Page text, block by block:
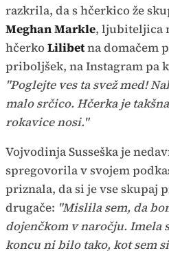
razkrila, da s hčerkico že
Meghan Markle, ljubiteljica
hčerkoLilibetna domačem
priboljšek, na Instagram pa
"Poglejte ves ta svež med!
malo srčico. Hčerka je
rokavice nosi."
Vojvodinja Susseška je
spregovorila v svojem
priznala, da si je vse skupaj
drugače: "Mislila sem, da
dojenčkom v naročju. Imela
koncu ni bilo tako, kot sem